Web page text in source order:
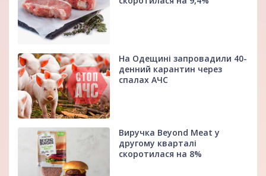
На Одещині запровадили 40-
денний карантин через
спалах АЧС
Виручка Beyond Meat у
другому кварталі
скоротилася на 8%